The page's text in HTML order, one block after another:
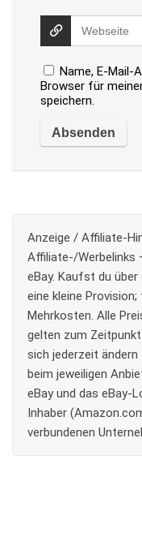
Name, E-Mail-
Browser für
speichern.
Anzeige / Affiliate-
Affiliate-/Werbelinks
eBay. Kaufst du
eine kleine
Mehrkosten. Alle
gelten zum
sich jederzeit
beim jeweiligen
eBay und das eBay-
Inhaber
verbundenen